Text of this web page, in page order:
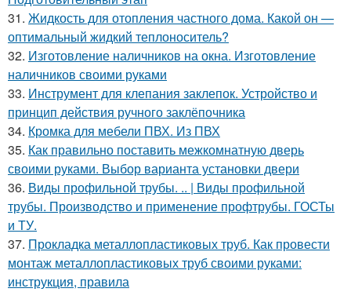
31. Жидкость для отопления частного дома. Какой он —
оптимальный жидкий теплоноситель?
32. Изготовление наличников на окна. Изготовление
наличников своими руками
33. Инструмент для клепания заклепок. Устройство и
принцип действия ручного заклёпочника
34. Кромка для мебели ПВХ. Из ПВХ
35. Как правильно поставить межкомнатную дверь
своими руками. Выбор варианта установки двери
36. Виды профильной трубы. .. | Виды профильной
трубы. Производство и применение профтрубы. ГОСТы
и ТУ.
37. Прокладка металлопластиковых труб. Как провести
монтаж металлопластиковых труб своими руками:
инструкция, правила